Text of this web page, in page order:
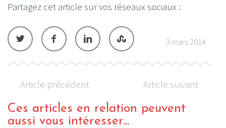
Partagez cet article sur vos réseaux sociaux :
3 mars 2014
Article précédent Article suivant
Ces articles en relation peuvent
aussi vous intéresser...